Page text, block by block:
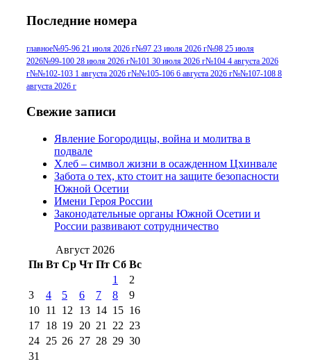
июля 2017 г(11)№96 9 августа 2012
г(13) №96 28 июля 2015 г(9) №96+97 3
июля 2014 г(10)№96+97 30 июля
2016 г(13)
июля 2017 г
2012 г
(15)
№97 30 июля 2015 г
(15)№98 1 августа 2015 г
августа 2016 г(10)№98 5 июля 2014 г(10)
№98 8 августа 2013 г
августа 2012 г(14) №98+99 11 июля
2017 г(9)
№99 4 августа
2016 г(12) №99 8 июля 2014 г
августа 2012 г(11)
августа 2013 г
(12)
Последние номера
главное№95-96 21 июля 2026 г№97 23 июля 2026 г№98 25 июля
2026№99-100 28 июля 2026 г№101 30 июля 2026 г№104 4 августа 2026
г№№102-103 1 августа 2026 г№№105-106 6 августа 2026 г№№107-108 8
августа 2026 г
Свежие записи
Явление Богородицы, война и молитва в
подвале
Хлеб – символ жизни в осажденном Цхинвале
Забота о тех, кто стоит на защите безопасности
Южной Осетии
Имени Героя России
Законодательные органы Южной Осетии и
России развивают сотрудничество
Август 2026
Пн Вт Ср Чт Пт Сб Вс
1
2
3
4 5 6 7 8
9
10 11 12 13 14 15 16
17 18 19 20 21 22 23
24 25 26 27 28 29 30
31